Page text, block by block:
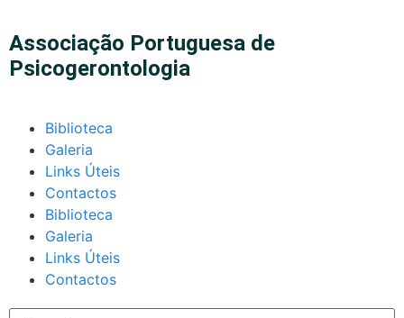
Associação Portuguesa de
Psicogerontologia
Biblioteca
Galeria
Links Úteis
Contactos
Biblioteca
Galeria
Links Úteis
Contactos